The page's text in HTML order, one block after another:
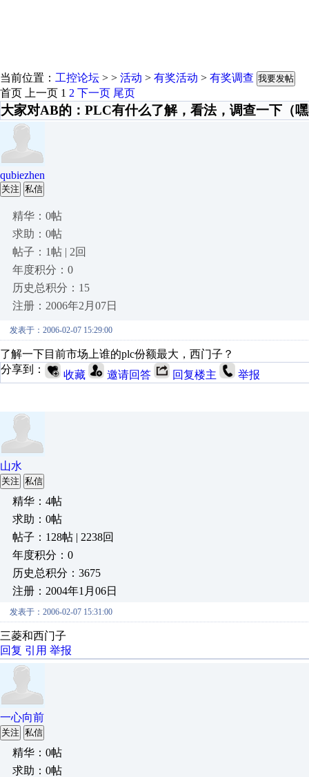
当前位置： 工控论坛 > > 活动 > 有奖活动 > 有奖调查 我要发帖
首页 上一页 1 2 下一页 尾页
大家对AB的：PLC有什么了解，看法，调查一下（
qubiezhen
关注 私信
精华：0帖
求助：0帖
帖子：1帖 | 2回
年度积分：0
历史总积分：15
注册：2006年2月07日
发表于：2006-02-07 15:29:00
了解一下目前市场上谁的plc份额最大，西门子？
分享到：
收藏 邀请回答 回复楼主 举报
山水
关注 私信
精华：4帖
求助：0帖
帖子：128帖 | 2238回
年度积分：0
历史总积分：3675
注册：2004年1月06日
发表于：2006-02-07 15:31:00
三菱和西门子
回复 引用 举报
一心向前
关注 私信
精华：0帖
求助：0帖